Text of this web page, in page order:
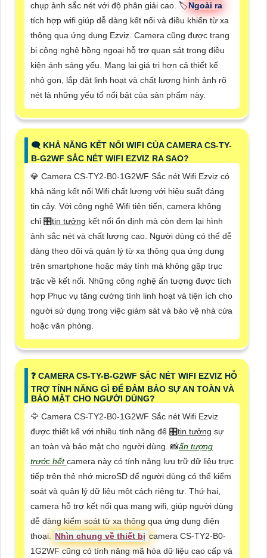
chụp ảnh sắc nét với độ phân giải cao. 🏷Ngoài ra
tích hợp wifi giúp dễ dàng kết nối và điều khiển từ xa
thông qua ứng dụng Ezviz. Camera cũng được trang
bị công nghệ hồng ngoại hỗ trợ quan sát trong điều
kiện ánh sáng yếu. Mang lại giá trị hơn cả thiết kế
nhỏ gọn, lắp đặt linh hoạt và chất lượng hình ảnh rõ
nét là những yếu tố nổi bật của sản phẩm này.
🗨️ KHẢ NĂNG KẾT NỐI WIFI CỦA CAMERA CS-TY-
B-G2WF SẮC NÉT WIFI EZVIZ RA SAO?
💎 Camera CS-TY2-B0-1G2WF Sắc nét Wifi Ezviz có
khả năng kết nối Wifi chất lượng với hiệu suất đáng
tin cậy. Với công nghệ Wifi tiên tiến, camera không
chỉ 🎛tin tưởng kết nối ổn định mà còn đem lại hình
ảnh sắc nét và chất lượng cao. Người dùng có thể dễ
dàng theo dõi và quản lý từ xa thông qua ứng dụng
trên smartphone hoặc máy tính mà không gặp trục
trặc về kết nối. Những công nghệ ấn tượng được tích
hợp Phục vụ tăng cường tính linh hoạt và tiện ích cho
người sử dụng trong việc giám sát và bảo vệ nhà cửa
hoặc văn phòng.
️❓ CAMERA CS-TY-B-G2WF SẮC NÉT WIFI EZVIZ HỖ
TRỢ TÍNH NĂNG GÌ ĐỂ ĐẢM BẢO SỰ AN TOÀN VÀ
BẢO MẬT CHO NGƯỜI DÙNG?
🦅 Camera CS-TY2-B0-1G2WF Sắc nét Wifi Ezviz
được thiết kế với nhiều tính năng để 🎛tin tưởng sự
an toàn và bảo mật cho người dùng. 📸ấn tượng
trước hếtcamera này có tính năng lưu trữ dữ liệu trực
tiếp trên thẻ nhớ microSD để người dùng có thể kiểm
soát và quản lý dữ liệu một cách riêng tư. Thứ hai,
camera hỗ trợ kết nối qua mạng wifi, giúp người dùng
dễ dàng kiểm soát từ xa thông qua ứng dụng điện
thoại. Nhìn chung về thiết bị camera CS-TY2-B0-
1G2WF cũng có tính năng mã hóa dữ liệu cao cấp và